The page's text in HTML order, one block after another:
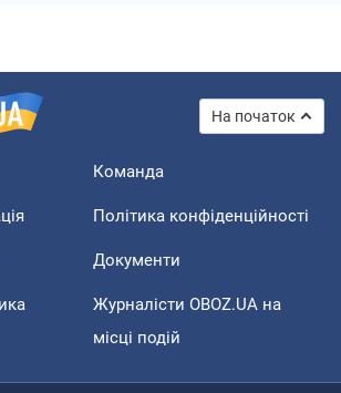
На початок
Команда
Політика конфіденційності
Документи
Журналісти OBOZ.UA на
місці подій